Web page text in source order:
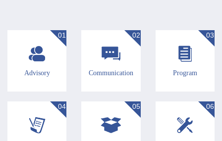
01
Advisory
02
Communication
03
Program
04 05 06